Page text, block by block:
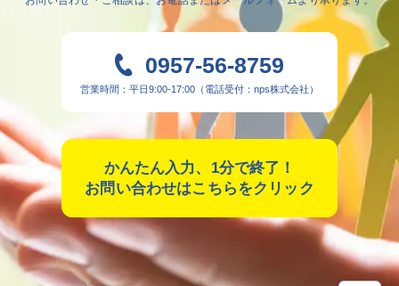
0957-56-8759
営業時間：平日9:00-17:00（電話受付：nps株式会社）
かんたん入力、1分で終了！
お問い合わせはこちらをクリック